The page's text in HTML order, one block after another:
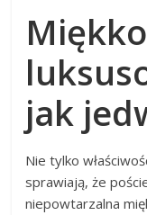
jak
Nie tylko
sprawiają, że
niepowtarzalna